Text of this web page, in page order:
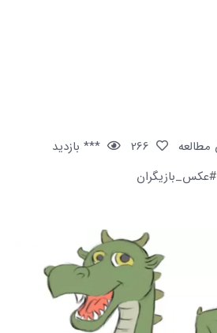
*** بازدید
#عکس_بازیگران